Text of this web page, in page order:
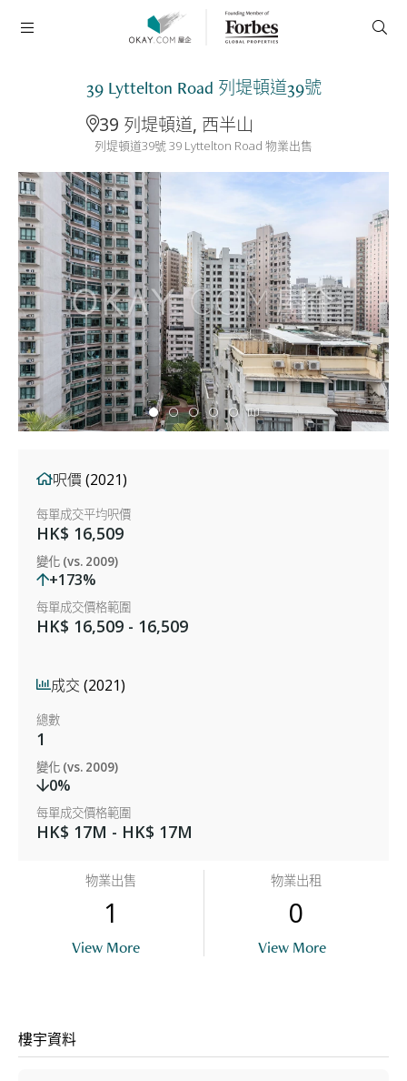
39 Lyttelton Road 列堤頓道39號
39 列堤頓道, 西半山
列堤頓道39號 39 Lyttelton Road 物業出售
呎價 (2021)
每單成交平均呎價
HK$ 16,509
變化 (vs. 2009)
+173%
每單成交價格範圍
HK$ 16,509 - 16,509
成交 (2021)
總數
1
變化 (vs. 2009)
0%
每單成交價格範圍
HK$ 17M - HK$ 17M
物業出售
1
View More
物業出租
0
View More
樓宇資料